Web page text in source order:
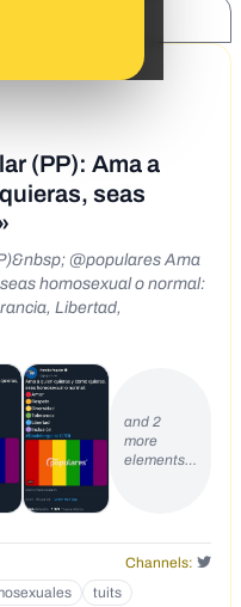
(PP): Ama a
seas
@populares Ama
homosexual o normal:
Libertad,
and 2
more
elements…
Channels:
tuits